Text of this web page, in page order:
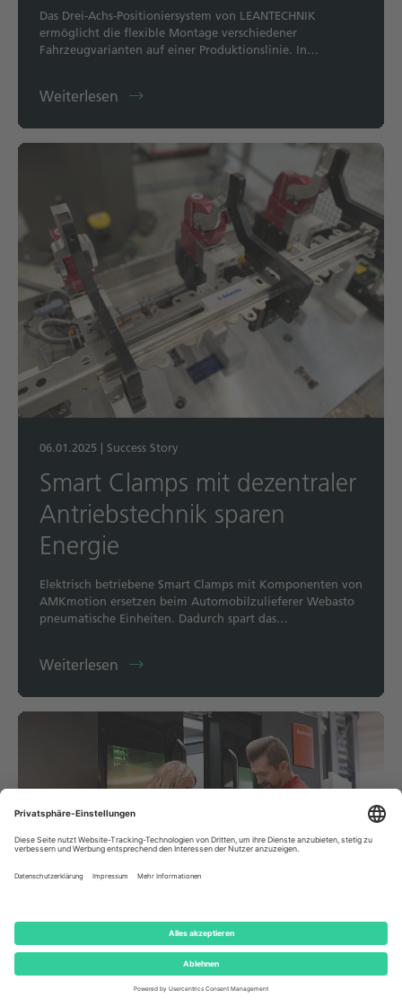
Das Drei-Achs-Positioniersystem von LEANTECHNIK
ermöglicht die flexible Montage verschiedener
Fahrzeugvarianten auf einer Produktionslinie. In…
Weiterlesen
06.01.2025 | Success Story
Smart Clamps mit dezentraler
Antriebstechnik sparen
Energie
Elektrisch betriebene Smart Clamps mit Komponenten von
AMKmotion ersetzen beim Automobilzulieferer Webasto
pneumatische Einheiten. Dadurch spart das…
Weiterlesen
03.01.2025|Success Story
Wirtschaftliche